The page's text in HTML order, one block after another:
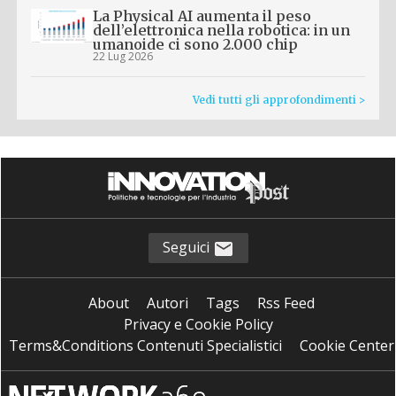
La Physical AI aumenta il peso
dell’elettronica nella robotica: in un
umanoide ci sono 2.000 chip
22 Lug 2026
Vedi tutti gli approfondimenti >
Seguici
About Autori Tags
Rss Feed
Privacy e Cookie Policy
Terms&Conditions Contenuti Specialistici
Cookie Center